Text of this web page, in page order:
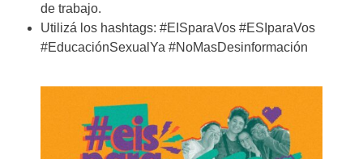
de trabajo.
Utilizá los hashtags: #EISparaVos #ESIparaVos
#EducaciónSexualYa #NoMasDesinformación